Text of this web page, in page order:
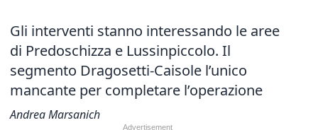
Gli interventi stanno interessando le aree
di Predoschizza e Lussinpiccolo. Il
segmento Dragosetti-Caisole l’unico
mancante per completare l’operazione
Andrea Marsanich